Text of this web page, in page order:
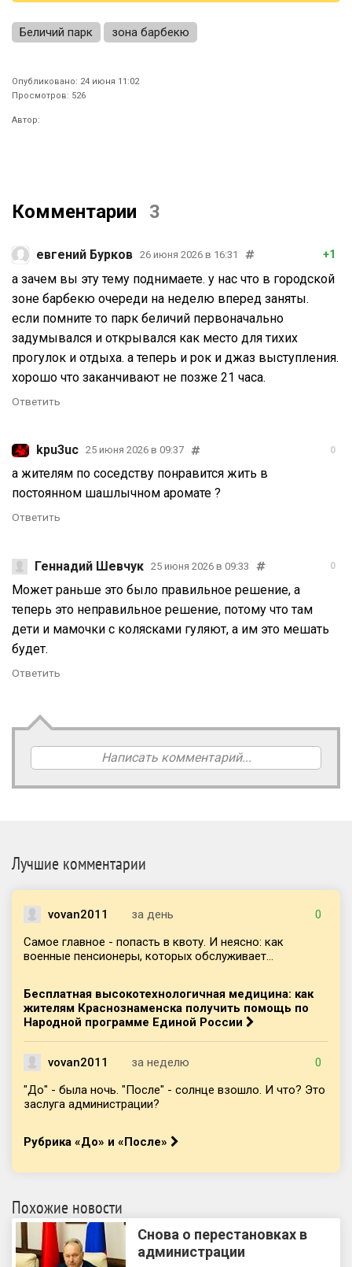
Беличий парк зона барбекю
Опубликовано: 24 июня 11:02
Просмотров: 526
Автор:
Комментарии 3
евгений Бурков 26 июня 2026 в 16:31 +1
а зачем вы эту тему поднимаете. у нас что в городской
зоне барбекю очереди на неделю вперед заняты.
если помните то парк беличий первоначально
задумывался и открывался как место для тихих
прогулок и отдыха. а теперь и рок и джаз выступления.
хорошо что заканчивают не позже 21 часа.
Ответить
kpu3uc 25 июня 2026 в 09:37 0
а жителям по соседству понравится жить в
постоянном шашлычном аромате ?
Ответить
Геннадий Шевчук 25 июня 2026 в 09:33 0
Может раньше это было правильное решение, а
теперь это неправильное решение, потому что там
дети и мамочки с колясками гуляют, а им это мешать
будет.
Ответить
Написать комментарий...
Лучшие комментарии
vovan2011 за день
0
Самое главное - попасть в квоту. И неясно: как
военные пенсионеры, которых обслуживает...
Бесплатная высокотехнологичная медицина: как
жителям Краснознаменска получить помощь по
Народной программе Единой России
vovan2011 за неделю
0
"До" - была ночь. "После" - солнце взошло. И что? Это
заслуга администрации?
Рубрика «До» и «После»
Похожие новости
Снова о перестановках в
администрации